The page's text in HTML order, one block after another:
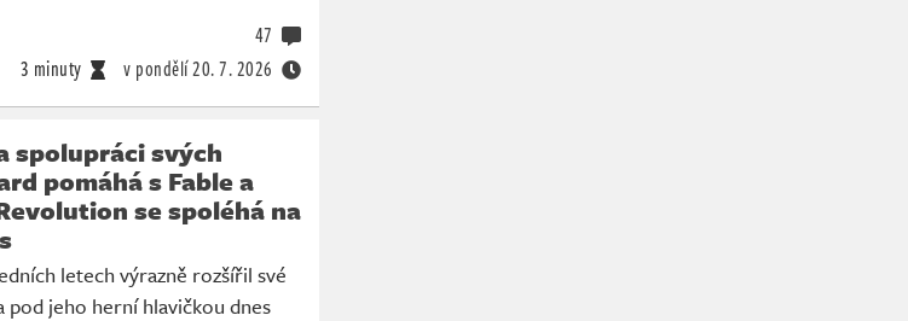
3 minuty v pondělí20. 7. 2026
47
spolupráci svých
pomáhá s Fable a
se spoléhá na
letech výrazně rozšířil své
pod jeho herní hlavičkou dnes